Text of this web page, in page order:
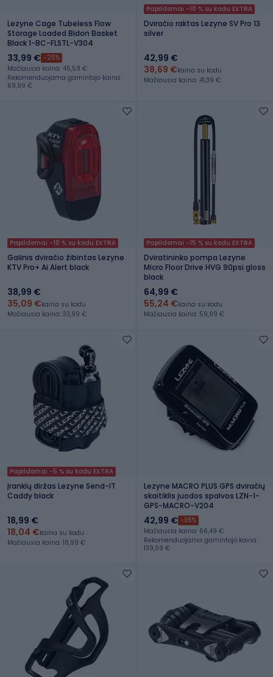
Lezyne Cage Tubeless Flow
Storage Loaded Bidon Basket
Black 1-BC-FLSTL-V304
33,99 € -25%
Mažiausia kaina: 45,59 €
Rekomenduojama gamintojo kaina:
69,99 €
Papildomai -10 % su kodu EXTRA
Dviračio raktas Lezyne SV Pro 13
silver
42,99 €
38,69 €kaina su kodu
Mažiausia kaina: 41,39 €
Papildomai -10 % su kodu EXTRA
Galinis dviračio žibintas Lezyne
KTV Pro+ Ai Alert black
38,99 €
35,09 €kaina su kodu
Mažiausia kaina: 33,99 €
Papildomai -15 % su kodu EXTRA
Dviratininko pompa Lezyne
Micro Floor Drive HVG 90psi gloss
black
64,99 €
55,24 €kaina su kodu
Mažiausia kaina: 59,99 €
Papildomai -5 % su kodu EXTRA
Įrankių diržas Lezyne Send-IT
Caddy black
18,99 €
18,04 €kaina su kodu
Mažiausia kaina: 18,99 €
Lezyne MACRO PLUS GPS dviračių
skaitiklis juodos spalvos LZN-1-
GPS-MACRO-V204
42,99 € -35%
Mažiausia kaina: 66,49 €
Rekomenduojama gamintojo kaina:
139,99 €